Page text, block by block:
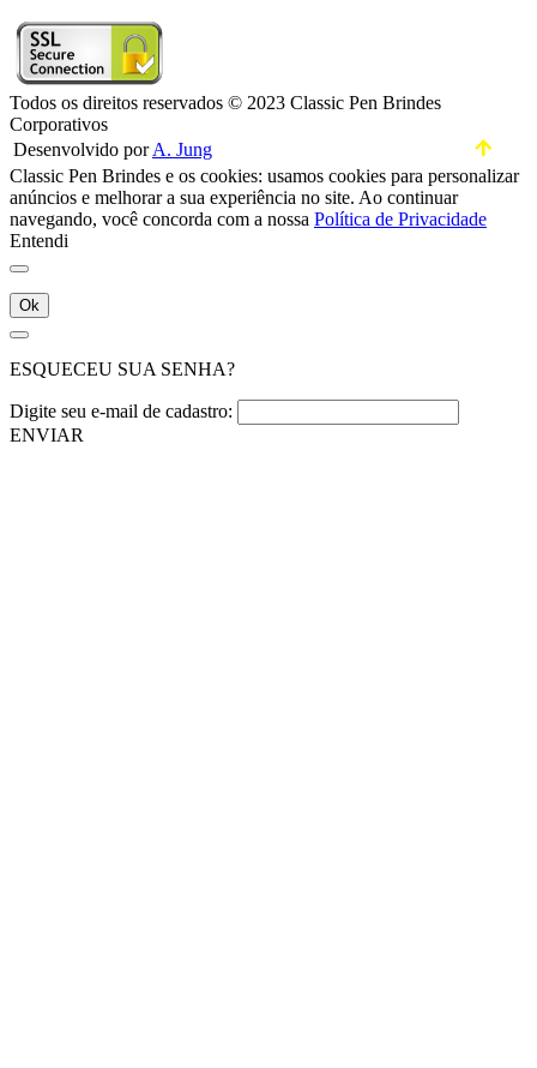
Todos os direitos reservados © 2023 Classic Pen Brindes
Corporativos
Desenvolvido porA. Jung
Classic Pen Brindes e os cookies: usamos cookies para personalizar
anúncios e melhorar a sua experiência no site. Ao continuar
navegando, você concorda com a nossa Política de Privacidade
Entendi
Ok
ESQUECEU SUA SENHA?
Digite seu e-mail de cadastro:
ENVIAR